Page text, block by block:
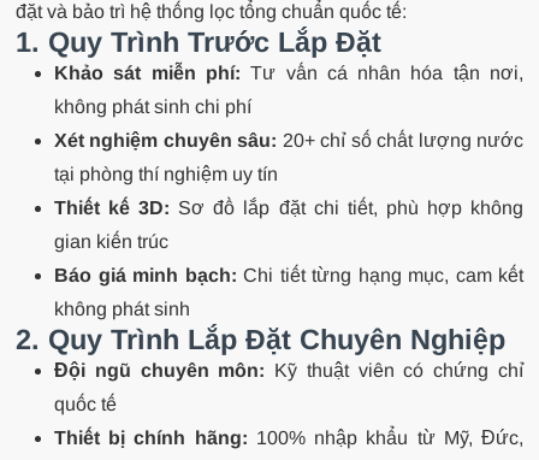
đặt và bảo trì hệ thống lọc tổng chuẩn quốc tế:
1. Quy Trình Trước Lắp Đặt
Khảo sát miễn phí: Tư vấn cá nhân hóa tận nơi,
không phát sinh chi phí
Xét nghiệm chuyên sâu: 20+ chỉ số chất lượng nước
tại phòng thí nghiệm uy tín
Thiết kế 3D: Sơ đồ lắp đặt chi tiết, phù hợp không
gian kiến trúc
Báo giá minh bạch: Chi tiết từng hạng mục, cam kết
không phát sinh
2. Quy Trình Lắp Đặt Chuyên Nghiệp
Đội ngũ chuyên môn: Kỹ thuật viên có chứng chỉ
quốc tế
Thiết bị chính hãng: 100% nhập khẩu từ Mỹ, Đức,